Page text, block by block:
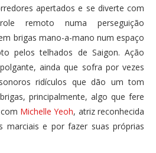
apertados e se diverte com
remoto numa perseguição
brigas mano-a-mano num espaço
pelos telhados de Saigon. Ação
ainda que sofra por vezes
ridículos que dão um tom
principalmente, algo que fere
Michelle Yeoh, atriz reconhecida
marciais e por fazer suas próprias